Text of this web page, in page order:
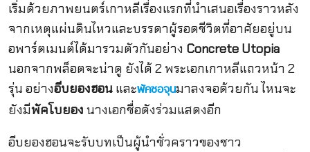
เริ่มด้วยภาพยนตร์เกาหลีเรื่องแรกที่นำเสนอเรื่องราวหลัง
จากเหตุแผ่นดินไหวและบรรดาผู้รอดชีวิตที่อาศัยอยู่บน
อพาร์ตเมนต์ได้มารวมตัวกันอย่าง Concrete Utopia
นอกจากพล็อตจะน่าดู ยังได้ 2 พระเอกเกาหลีแถวหน้า 2
รุ่น อย่างอีบยองฮอนและพัคซอจุนมาลงจอด้วยกัน ไหนจะ
ยังมีพัคโบยอง นางเอกชื่อดังร่วมแสดงอีก
อีบยองฮอนจะรับบทเป็นผู้นำชั่วคราวของชาว